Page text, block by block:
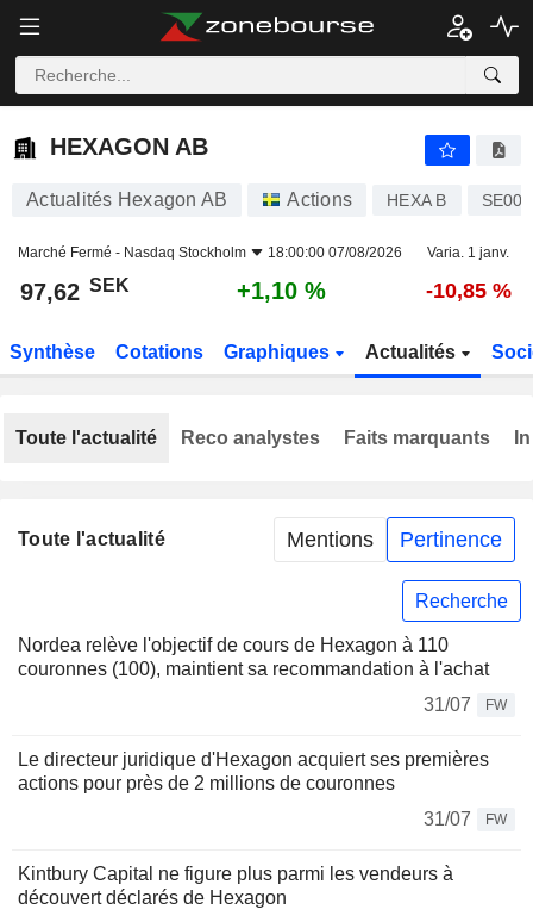
HEXAGON AB
HEXAGON AB
Actualités Hexagon AB Actions HEXA B
Marché Fermé - Nasdaq Stockholm 18:00:00 07/08/2026 Varia. 1 janv.
97,62 SEK +1,10 % -10,85 %
Synthèse Cotations Graphiques Actualités
Toute l'actualité Mentions Pertinence
Recherche
Nordea relève l'objectif de cours de Hexagon à 110
couronnes (100), maintient sa recommandation à l'achat
31/07
FW
Le directeur juridique d'Hexagon acquiert ses premières
actions pour près de 2 millions de couronnes
31/07
FW
Kintbury Capital ne figure plus parmi les vendeurs à
découvert déclarés de Hexagon
Toute l'actualité Reco analystes Faits marquants